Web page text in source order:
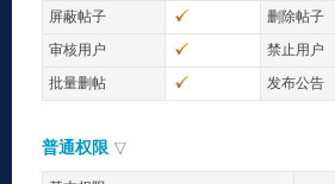
屏蔽帖子
删除帖子
审核用户
禁止用户
批量删帖
发布公告
普通权限